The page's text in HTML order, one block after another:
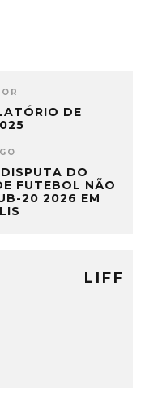
DE
DO
FUTEBOL NÃO
20 2026 EM
LIFF